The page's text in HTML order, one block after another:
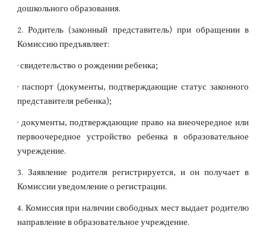
дошкольного образования.
2. Родитель (законный представитель) при обращении в
Комиссию предъявляет:
· свидетельство о рождении ребенка;
· паспорт (документы, подтверждающие статус законного
представителя ребенка);
· документы, подтверждающие право на внеочередное или
первоочередное устройство ребенка в образовательное
учреждение.
3. Заявление родителя регистрируется, и он получает в
Комиссии уведомление о регистрации.
4. Комиссия при наличии свободных мест выдает родителю
направление в образовательное учреждение.